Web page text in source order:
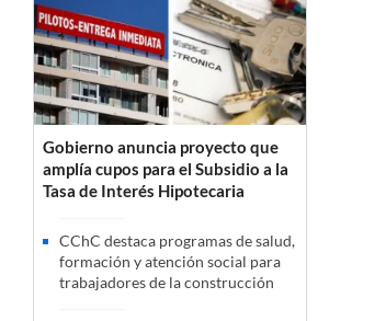
Gobierno anuncia proyecto que
amplía cupos para el Subsidio a la
Tasa de Interés Hipotecaria
CChC destaca programas de salud,
formación y atención social para
trabajadores de la construcción